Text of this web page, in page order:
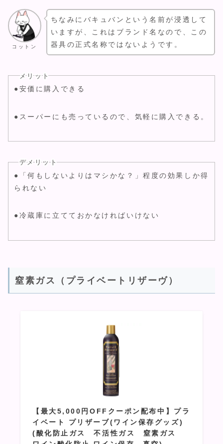
コットン
ちなみにバキュバンという名前が浸透して
いますが、これはブランド名なので、この
器具の正式名称ではないようです。
メリット
●安価に購入できる
●スーパーにも売っているので、気軽に購入できる。
デメリット
●「何もしないよりはマシかな？」程度の効果しか得
られない
●冷蔵庫に立てておかなければいけない
窒素ガス（プライベートリザーヴ）
【最大5,000円OFFクーポン配布中】プラ
イベート プリザーブ(ワイン保存グッズ)
(酸化防止ガス 不活性ガス 窒素ガス